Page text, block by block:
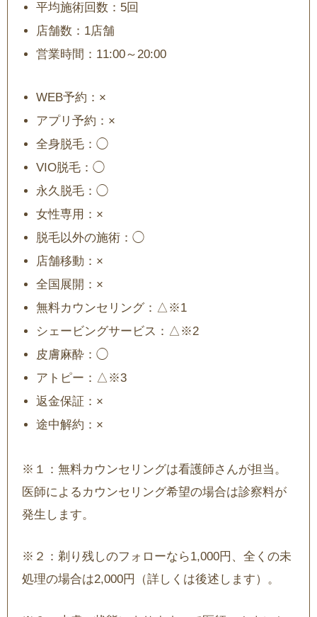
平均施術回数：5回
店舗数：1店舗
営業時間：11:00～20:00
WEB予約：×
アプリ予約：×
全身脱毛：◯
VIO脱毛：◯
永久脱毛：◯
女性専用：×
脱毛以外の施術：◯
店舗移動：×
全国展開：×
無料カウンセリング：△※1
シェービングサービス：△※2
皮膚麻酔：◯
アトピー：△※3
返金保証：×
途中解約：×
※１：無料カウンセリングは看護師さんが担当。
医師によるカウンセリング希望の場合は診察料が
発生します。
※２：剃り残しのフォローなら1,000円、全くの未
処理の場合は2,000円（詳しくは後述します）。